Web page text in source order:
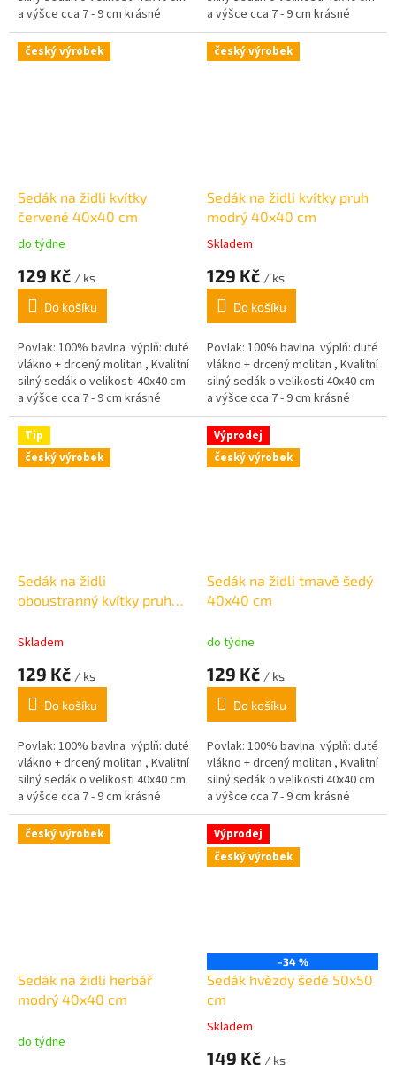
a výšce cca 7 - 9 cm krásné
pastelové barvy,
a výšce cca 7 - 9 cm krásné
pastelové barvy,
český výrobek
Sedák na židli kvítky
červené 40x40 cm
Průměrné
produktu
4,0
5
hvězdiček.
do týdne
129 Kč / ks
Do košíku
Povlak: 100% bavlna výplň: duté
vlákno + drcený molitan , Kvalitní
silný sedák o velikosti 40x40 cm
a výšce cca 7 - 9 cm krásné
pastelové barvy,
český výrobek
Sedák na židli kvítky pruh
modrý 40x40 cm
Průměrné
produktu
5,0
5
hvězdiček.
Skladem
129 Kč / ks
Do košíku
Povlak: 100% bavlna výplň: duté
vlákno + drcený molitan , Kvalitní
silný sedák o velikosti 40x40 cm
a výšce cca 7 - 9 cm krásné
pastelové barvy,
Tip
český výrobek
Sedák na židli
oboustranný kvítky pruh
Skladem
129 Kč / ks
Do košíku
Povlak: 100% bavlna výplň: duté
vlákno + drcený molitan , Kvalitní
silný sedák o velikosti 40x40 cm
a výšce cca 7 - 9 cm krásné
pastelové barvy,
Výprodej
český výrobek
Sedák na židli tmavě šedý
40x40 cm
do týdne
129 Kč / ks
Do košíku
Povlak: 100% bavlna výplň: duté
vlákno + drcený molitan , Kvalitní
silný sedák o velikosti 40x40 cm
a výšce cca 7 - 9 cm krásné
pastelové barvy,
český výrobek
Sedák na židli herbář
modrý 40x40 cm
do týdne
Výprodej
český výrobek
–34 %
Sedák hvězdy šedé 50x50
cm
Průměrné
Skladem
149 Kč / ks